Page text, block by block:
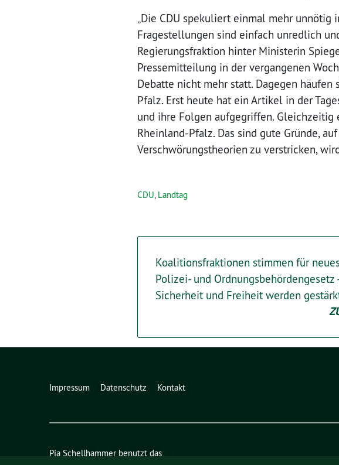
„Die CDU spekuliert einmal mehr
Fragestellungen sind einfach unredlich
Regierungsfraktion hinter Ministerin
Pressemitteilung in der vergangenen
Debatte nicht mehr statt. Dagegen
Pfalz. Erst heute hat ein Artikel in der
und ihre Folgen aufgegriffen. Gleichzeitig
Rheinland-Pfalz. Das sind gute Gründe,
Verschwörungstheorien zu verstricken,
CDU, Landtag
Koalitionsfraktionen stimmen für neues
Polizei- und Ordnungsbehördengesetz
Sicherheit und Freiheit werden
Impressum Datenschutz Kontakt
Pia Schellhammer benutzt das